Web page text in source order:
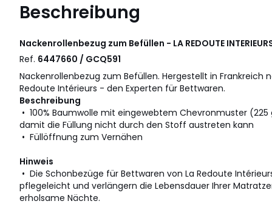
Beschreibung
Nackenrollenbezug zum Befüllen - LA REDOUTE
Ref. 6447660 / GCQ591
Nackenrollenbezug zum Befüllen. Hergestellt in Frankreich
Redoute Intérieurs - den Experten für Bettwaren.
Beschreibung
• 100% Baumwolle mit eingewebtem Chevronmuster
damit die Füllung nicht durch den Stoff austreten kann
• Füllöffnung zum Vernähen
Hinweis
• Die Schonbezüge für Bettwaren von La Redoute
pflegeleicht und verlängern die Lebensdauer Ihrer
erholsame Nächte.